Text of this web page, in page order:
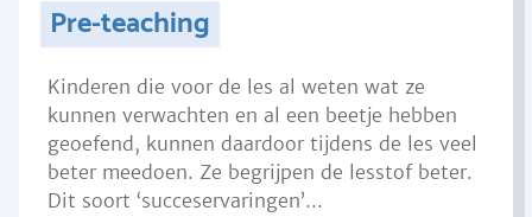
Pre-teaching
Kinderen die voor de les al weten wat ze
kunnen verwachten en al een beetje hebben
geoefend, kunnen daardoor tijdens de les veel
beter meedoen. Ze begrijpen de lesstof beter.
Dit soort ‘succeservaringen’...